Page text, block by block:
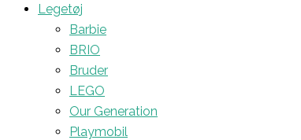
Legetøj
Barbie
BRIO
Bruder
LEGO
Our Generation
Playmobil